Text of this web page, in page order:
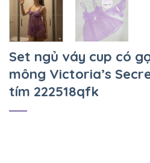
Set ngủ váy cup có
mông Victoria’s
tím 222518qfk